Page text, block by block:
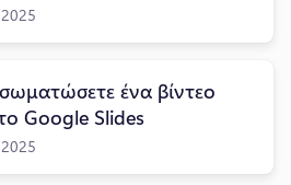
ένα βίντεο
Google Slides